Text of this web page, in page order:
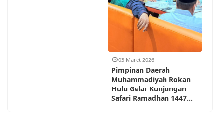
03 Maret 2026
Pimpinan Daerah
Muhammadiyah Rokan
Hulu Gelar Kunjungan
Safari Ramadhan 1447...